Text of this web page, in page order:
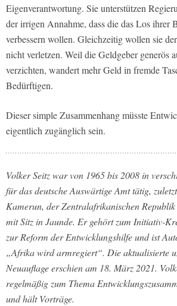
Eigenverantwortung. Sie unterstützen
der irrigen Annahme, dass die das Los ihrer
verbessern wollen. Gleichzeitig wollen sie
nicht verletzen. Weil die Geldgeber generös
verzichten, wandert mehr Geld in fremde
Bedürftigen.
Dieser simple Zusammenhang müsste
eigentlich zugänglich sein.
Volker Seitz war von 1965 bis 2008 in
für das deutsche Auswärtige Amt tätig,
Kamerun, der Zentralafrikanischen
mit Sitz in Jaunde. Er gehört zum Initiativ-
zur Reform der Entwicklungshilfe und ist
„Afrika wird armregiert“. Die aktualisierte
Neuauflage erschien am 18. März 2021.
regelmäßig zum Thema
und hält Vorträge.